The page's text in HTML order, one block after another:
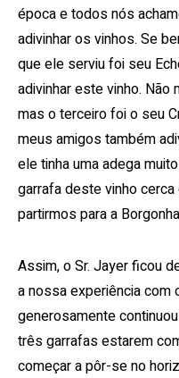
época e todos nós
adivinhar os vinhos. Se
que ele serviu foi seu
adivinhar este vinho.
mas o terceiro foi o seu
meus amigos também
ele tinha uma adega
garrafa deste vinho
partirmos para a
Assim, o Sr. Jayer ficou
a nossa experiência com
generosamente
três garrafas estarem
começar a pôr-se no